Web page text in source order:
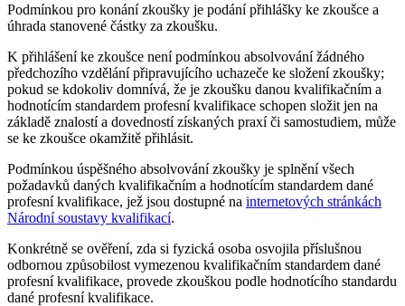
Podmínkou pro konání zkoušky je podání přihlášky ke zkoušce a
úhrada stanovené částky za zkoušku.
K přihlášení ke zkoušce není podmínkou absolvování žádného
předchozího vzdělání připravujícího uchazeče ke složení zkoušky;
pokud se kdokoliv domnívá, že je zkoušku danou kvalifikačním a
hodnotícím standardem profesní kvalifikace schopen složit jen na
základě znalostí a dovedností získaných praxí či samostudiem, může
se ke zkoušce okamžitě přihlásit.
Podmínkou úspěšného absolvování zkoušky je splnění všech
požadavků daných kvalifikačním a hodnotícím standardem dané
profesní kvalifikace, jež jsou dostupné na internetových stránkách
Národní soustavy kvalifikací.
Konkrétně se ověření, zda si fyzická osoba osvojila příslušnou
odbornou způsobilost vymezenou kvalifikačním standardem dané
profesní kvalifikace, provede zkouškou podle hodnotícího standardu
dané profesní kvalifikace.